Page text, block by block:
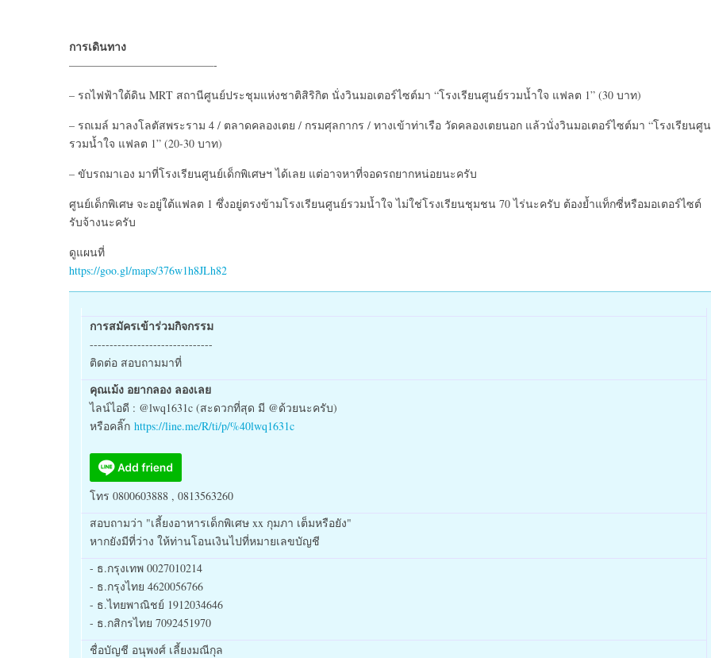
การเดินทาง
—————————————-
– รถไฟฟ้าใต้ดิน MRT สถานีศูนย์ประชุมแห่งชาติสิริกิต นั่งวินมอเตอร์ไซต์มา “โรงเรียนศูนย์รวมน้ำใจ แฟลต 1” (30 บาท)
– รถเมล์ มาลงโลตัสพระราม 4 / ตลาดคลองเตย / กรมศุลกากร / ทางเข้าท่าเรือ วัดคลองเตยนอก แล้วนั่งวินมอเตอร์ไซต์มา “โรงเรียนศู
รวมน้ำใจ แฟลต 1” (20-30 บาท)
– ขับรถมาเอง มาที่โรงเรียนศูนย์เด็กพิเศษฯ ได้เลย แต่อาจหาที่จอดรถยากหน่อยนะครับ
ศูนย์เด็กพิเศษ จะอยู่ใต้แฟลต 1 ซึ่งอยู่ตรงข้ามโรงเรียนศูนย์รวมน้ำใจ ไม่ใช่โรงเรียนชุมชน 70 ไร่นะครับ ต้องย้ำแท็กซี่หรือมอเตอร์ไซต์
รับจ้างนะครับ
ดูแผนที่
https://goo.gl/maps/376w1h8JLh82
การสมัครเข้าร่วมกิจกรรม
-------------------------------
ติดต่อ สอบถามมาที่
คุณเม้ง อยากลอง ลองเลย
ไลน์ไอดี : @lwq1631c (สะดวกที่สุด มี @ด้วยนะครับ)
หรือคลิ๊ก https://line.me/R/ti/p/%40lwq1631c
โทร 0800603888 , 0813563260
สอบถามว่า "เลี้ยงอาหารเด็กพิเศษ xx กุมภา เต็มหรือยัง"
หากยังมีที่ว่าง ให้ท่านโอนเงินไปที่หมายเลขบัญชี
- ธ.กรุงเทพ 0027010214
- ธ.กรุงไทย 4620056766
- ธ.ไทยพาณิชย์ 1912034646
- ธ.กสิกรไทย 7092451970
ชื่อบัญชี อนุพงศ์ เลี้ยงมณีกุล